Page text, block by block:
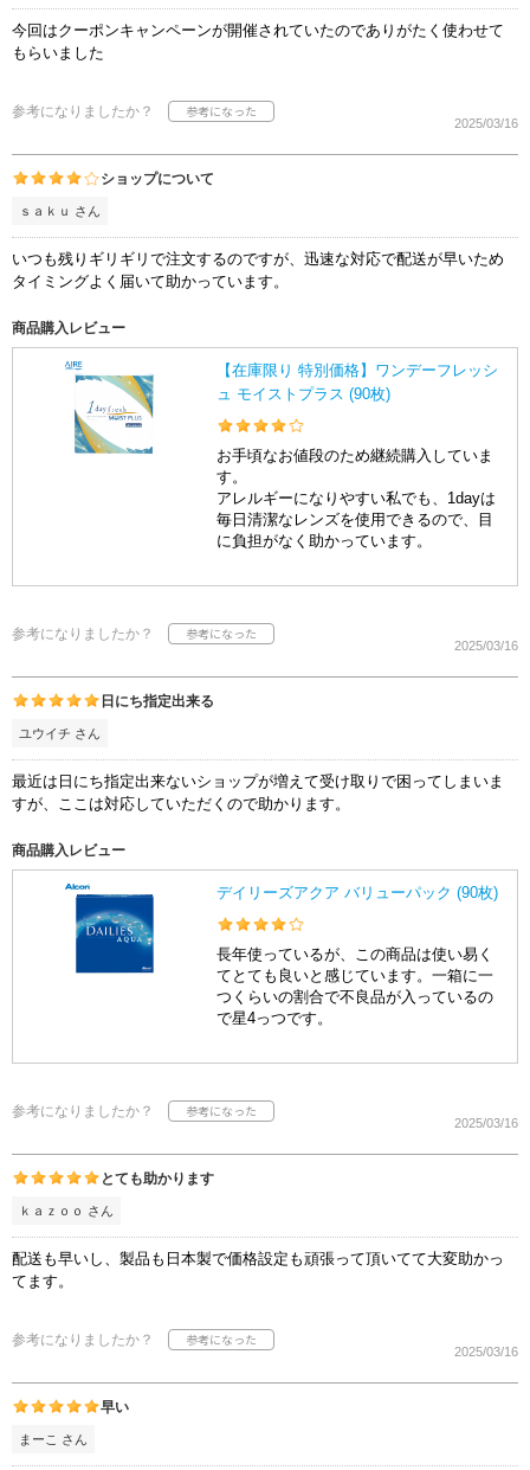
今回はクーポンキャンペーンが開催されていたのでありがたく使わせて
もらいました
参考になりましたか？
2025/03/16
ショップについて
ｓａｋｕ さん
いつも残りギリギリで注文するのですが、迅速な対応で配送が早いため
タイミングよく届いて助かっています。
商品購入レビュー
【在庫限り 特別価格】ワンデーフレッシ
ュ モイストプラス (90枚)
お手頃なお値段のため継続購入していま
す。
アレルギーになりやすい私でも、1dayは
毎日清潔なレンズを使用できるので、目
に負担がなく助かっています。
参考になりましたか？
2025/03/16
日にち指定出来る
ユウイチ さん
最近は日にち指定出来ないショップが増えて受け取りで困ってしまいま
すが、ここは対応していただくので助かります。
商品購入レビュー
デイリーズアクア バリューパック (90枚)
長年使っているが、この商品は使い易く
てとても良いと感じています。一箱に一
つくらいの割合で不良品が入っているの
で星4っつです。
参考になりましたか？
2025/03/16
とても助かります
ｋａｚｏｏ さん
配送も早いし、製品も日本製で価格設定も頑張って頂いてて大変助かっ
てます。
参考になりましたか？
2025/03/16
早い
まーこ さん